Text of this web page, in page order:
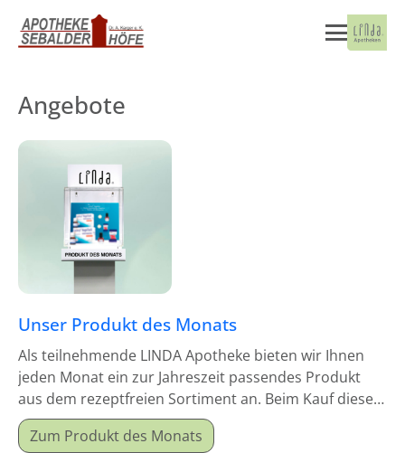
Angebote
Unser Produkt des Monats
Als teilnehmende LINDA Apotheke bieten wir Ihnen
jeden Monat ein zur Jahreszeit passendes Produkt
aus dem rezeptfreien Sortiment an. Beim Kauf dieses
Monatsproduktes erhalten Sie einen Mitgabeartikel
gratis dazu.
Zum Produkt des Monats